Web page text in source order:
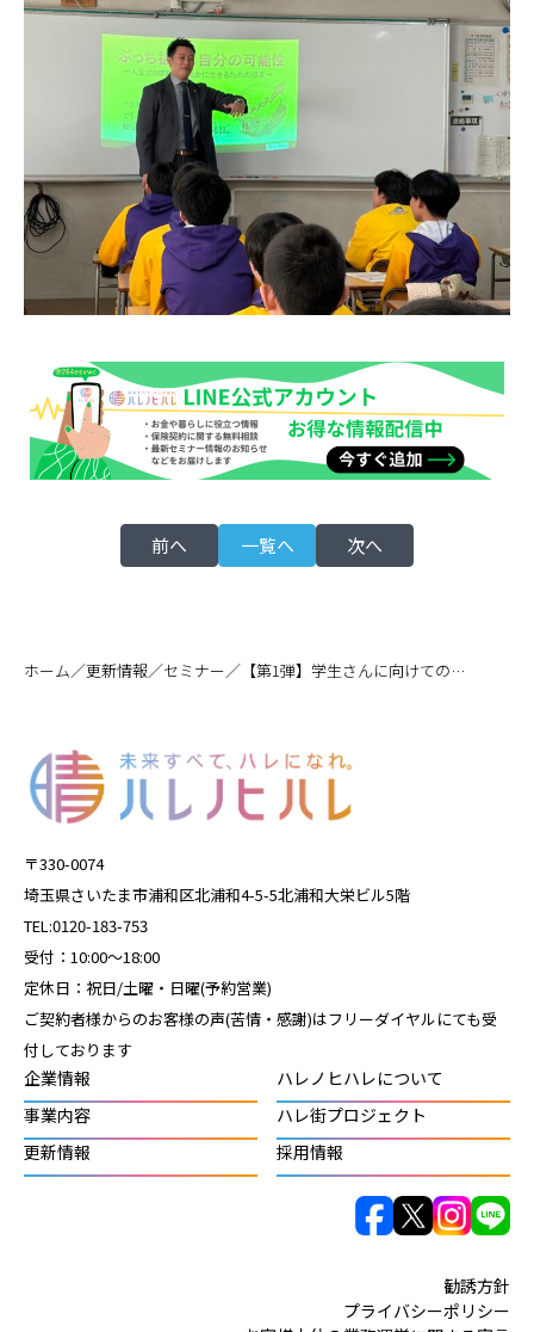
前へ 一覧へ 次へ
ホーム／更新情報／セミナー／ 【第1弾】学生さんに向けての金融教育セミナーをしました
〒330-0074
埼玉県さいたま市浦和区北浦和4-5-5北浦和大栄ビル5階
TEL:0120-183-753
受付：10:00～18:00
定休日：祝日/土曜・日曜(予約営業)
ご契約者様からのお客様の声(苦情・感謝)はフリーダイヤルにても受
付しております
企業情報
ハレノヒハレについて
事業内容
ハレ街プロジェクト
更新情報
採用情報
勧誘方針
プライバシーポリシー